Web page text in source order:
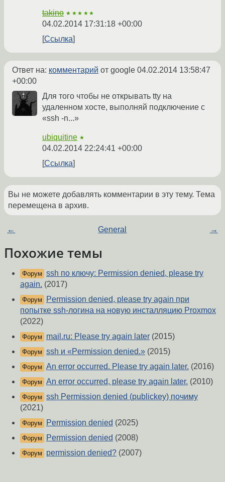
takino ★★★★★
04.02.2014 17:31:18 +00:00
Ссылка
Ответ на: комментарий от google 04.02.2014 13:58:47
+00:00
Для того чтобы не открывать tty на
удаленном хосте, выполняй подключение с
«ssh -n...»
ubiquitine ★
04.02.2014 22:24:41 +00:00
Ссылка
Вы не можете добавлять комментарии в эту тему. Тема
перемещена в архив.
← General →
Похожие темы
Форум ssh по ключу: Permission denied, please try
again. (2017)
Форум
Permission denied, please try again при
попытке ssh-логина на новую инсталляцию Proxmox
(2022)
Форум mail.ru: Please try again later (2015)
Форум ssh и «Permission denied.» (2015)
Форум An error occurred. Please try again later. (2016)
Форум An error occurred, please try again later. (2010)
Форум ssh Permission denied (publickey) почиму
(2021)
Форум Permission denied (2025)
Форум Permission denied (2008)
Форум permission denied? (2007)